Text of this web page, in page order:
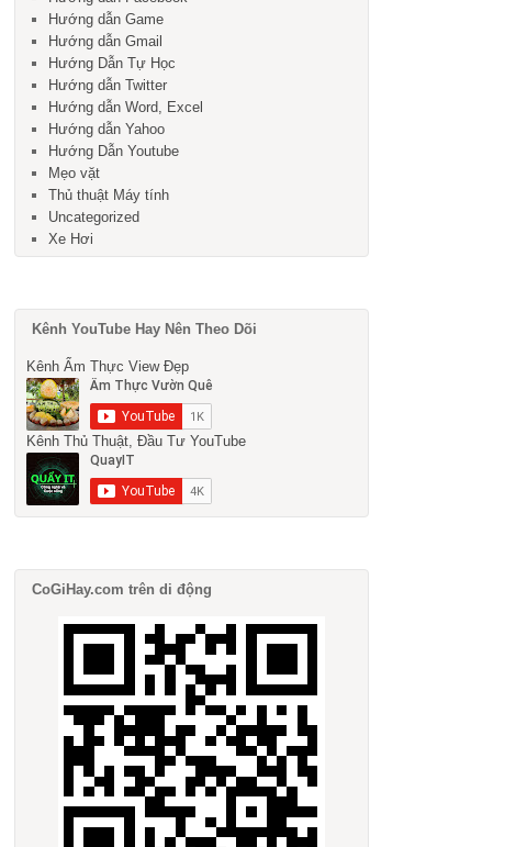
Hướng dẫn Game
Hướng dẫn Gmail
Hướng Dẫn Tự Học
Hướng dẫn Twitter
Hướng dẫn Word, Excel
Hướng dẫn Yahoo
Hướng Dẫn Youtube
Mẹo vặt
Thủ thuật Máy tính
Uncategorized
Xe Hơi
Kênh YouTube Hay Nên Theo Dõi
Kênh Ẩm Thực View Đẹp
Kênh Thủ Thuật, Đầu Tư YouTube
CoGiHay.com trên di động